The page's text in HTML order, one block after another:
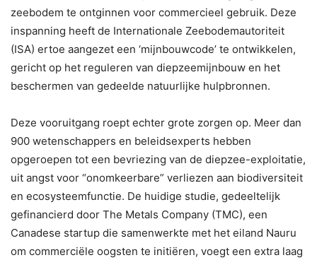
zeebodem te ontginnen voor commercieel gebruik. Deze
inspanning heeft de Internationale Zeebodemautoriteit
(ISA) ertoe aangezet een ‘mijnbouwcode’ te ontwikkelen,
gericht op het reguleren van diepzeemijnbouw en het
beschermen van gedeelde natuurlijke hulpbronnen.
Deze vooruitgang roept echter grote zorgen op. Meer dan
900 wetenschappers en beleidsexperts hebben
opgeroepen tot een bevriezing van de diepzee-exploitatie,
uit angst voor “onomkeerbare” verliezen aan biodiversiteit
en ecosysteemfunctie. De huidige studie, gedeeltelijk
gefinancierd door The Metals Company (TMC), een
Canadese startup die samenwerkte met het eiland Nauru
om commerciële oogsten te initiëren, voegt een extra laag